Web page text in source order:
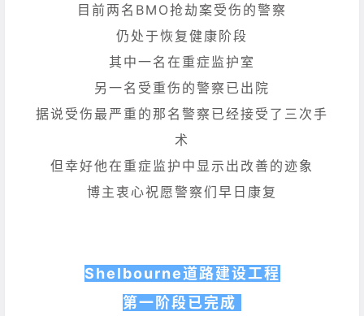
目前两名BMO抢劫案受伤的警察
仍处于恢复健康阶段
其中一名在重症监护室
另一名受重伤的警察已出院
据说受伤最严重的那名警察已经接受了三次手
术
但幸好他在重症监护中显示出改善的迹象
博主衷心祝愿警察们早日康复
Shelbourne道路建设工程
第一阶段已完成